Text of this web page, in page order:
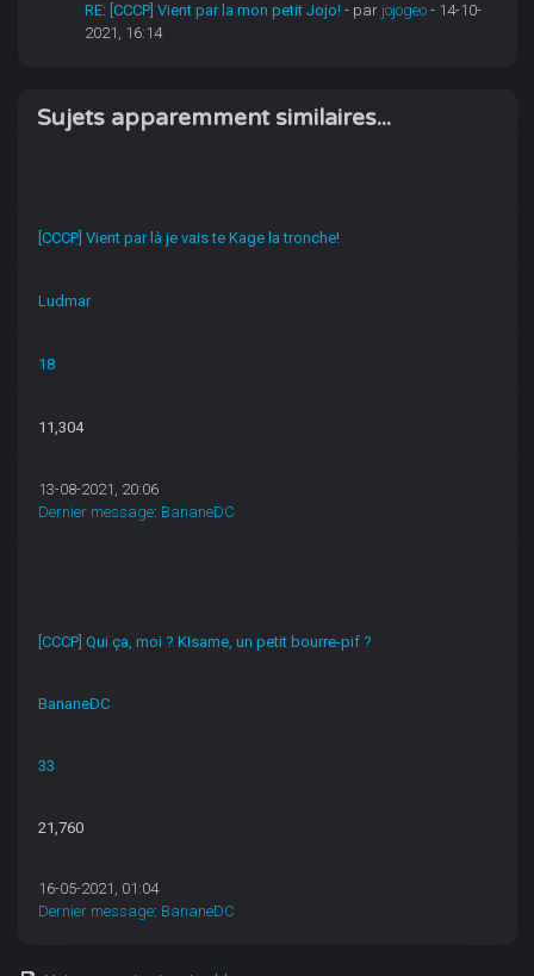
RE: [CCCP] Vient par la mon petit Jojo! - par jojogeo - 14-10-
2021, 16:14
Sujets apparemment similaires...
[CCCP] Vient par là je vais te Kage la tronche!
Ludmar
18
11,304
13-08-2021, 20:06
Dernier message: BananeDC
[CCCP] Qui ça, moi ? KIsame, un petit bourre-pif ?
BananeDC
33
21,760
16-05-2021, 01:04
Dernier message: BananeDC